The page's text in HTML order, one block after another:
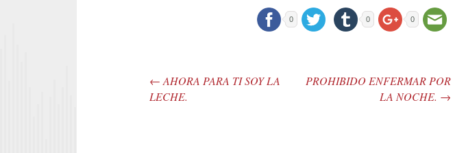
0 0 0
Post navigation
← AHORA PARA TI SOY LA
LECHE.
PROHIBIDO ENFERMAR POR
LA NOCHE. →